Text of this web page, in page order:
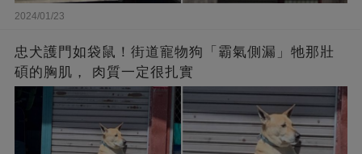
2024/01/23
忠犬護門如袋鼠！街道寵物狗「霸氣側漏」牠那壯
碩的胸肌， 肉質一定很扎實